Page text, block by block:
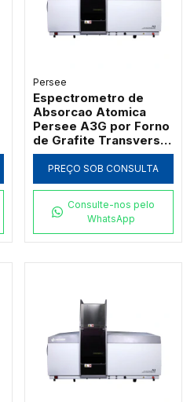
Persee
Espectrometro de
Absorcao Atomica
Persee A3G por Forno
de Grafite Transversal
com Correcao D2 e SR
PREÇO SOB CONSULTA
Consulte-nos pelo
WhatsApp